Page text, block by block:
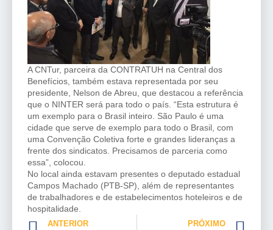
A CNTur, parceira da CONTRATUH na Central dos
Benefícios, também estava representada por seu
presidente, Nelson de Abreu, que destacou a referência
que o NINTER será para todo o país. “Esta estrutura é
um exemplo para o Brasil inteiro. São Paulo é uma
cidade que serve de exemplo para todo o Brasil, com
uma Convenção Coletiva forte e grandes lideranças a
frente dos sindicatos. Precisamos de parceria como
essa”, colocou.
No local ainda estavam presentes o deputado estadual
Campos Machado (PTB-SP), além de representantes
de trabalhadores e de estabelecimentos hoteleiros e de
hospitalidade.
ANTERIOR PRÓXIMO